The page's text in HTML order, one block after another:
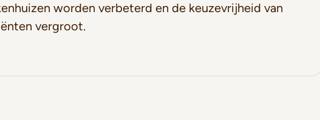
worden verbeterd en de keuzevrijheid van
vergroot.